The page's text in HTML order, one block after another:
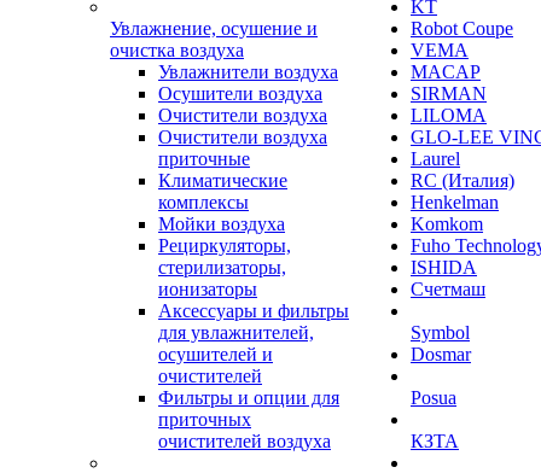
Увлажнение, осушение и
очистка воздуха
Увлажнители воздуха
Осушители воздуха
Очистители воздуха
Очистители воздуха
приточные
Климатические
комплексы
Мойки воздуха
Рециркуляторы,
стерилизаторы,
ионизаторы
Аксессуары и фильтры
для увлажнителей,
осушителей и
очистителей
Фильтры и опции для
приточных
очистителей воздуха
KT
Robot Coupe
VEMA
MACAP
SIRMAN
LILOMA
GLO-LEE
Laurel
RC (Италия)
Henkelman
Komkom
Fuho
ISHIDA
Счетмаш
Symbol
Dosmar
Posua
КЗТА